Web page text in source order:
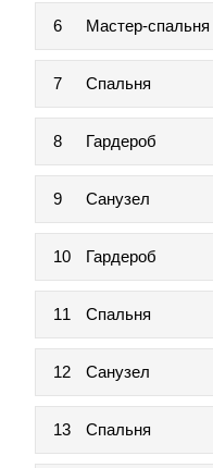
6 Мастер-спальня
7 Спальня
8 Гардероб
9 Санузел
10 Гардероб
11 Спальня
12 Санузел
13 Спальня